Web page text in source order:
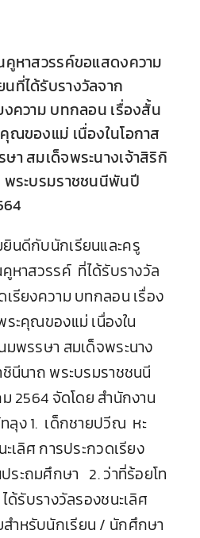
คูหาสวรรค์ขอแสดงความ
ที่ได้รับรางวัลจาก
งความ บทกลอน เรื่องสั้น
ณของแม่ เนื่องในโอกาส
า สมเด็จพระนางเจ้าสิริกิ
พระบรมราชชนนีพันปี
กับนักเรียนและครู
คูหาสวรรค์ ที่ได้รับรางวัล
เรียงความ บทกลอน เรื่อง
ะคุณของแม่ เนื่องใน
มพรรษา สมเด็จพระนาง
นีนาถ พระบรมราชชนนี
2564 จัดโดย สำนักงาน
ง 1. เด็กชายปวีณ หะ
เลิศ การประกวดเรียง
ระถมศึกษา 2. ว่าที่ร้อยโท
รับรางวัลรองชนะเลิศ
ำหรับนักเรียน / นักศึกษา